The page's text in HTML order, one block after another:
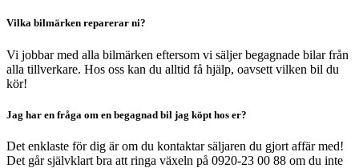
Vilka bilmärken reparerar ni?
Vi jobbar med alla bilmärken eftersom vi säljer begagnade bilar från
alla tillverkare. Hos oss kan du alltid få hjälp, oavsett vilken bil du
kör!
Jag har en fråga om en begagnad bil jag köpt hos er?
Det enklaste för dig är om du kontaktar säljaren du gjort affär med!
Det går självklart bra att ringa växeln på 0920-23 00 88 om du inte